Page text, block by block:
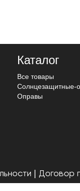
Каталог
Все товары
Cолнцезащитные-
Оправы
Договор